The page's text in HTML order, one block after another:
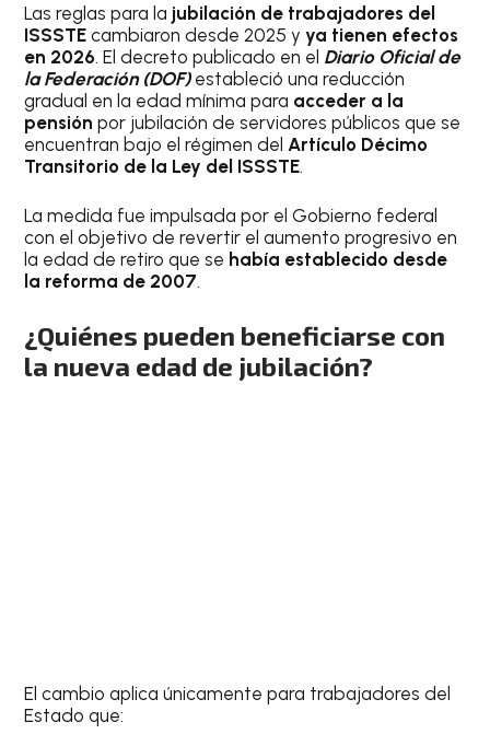
Las reglas para la jubilación de trabajadores del
ISSSTE cambiaron desde 2025 yya tienen efectos
en 2026. El decreto publicado en el Diario Oficial de
la Federación (DOF)estableció una reducción
gradual en la edad mínima para acceder a la
pensión por jubilación de servidores públicos que se
encuentran bajo el régimen del Artículo Décimo
Transitorio de la Ley del ISSSTE.
La medida fue impulsada por el Gobierno federal
con el objetivo de revertir el aumento progresivo en
la edad de retiro que se había establecido desde
la reforma de 2007.
¿Quiénes pueden beneficiarse con
la nueva edad de jubilación?
El cambio aplica únicamente para trabajadores del
Estado que: